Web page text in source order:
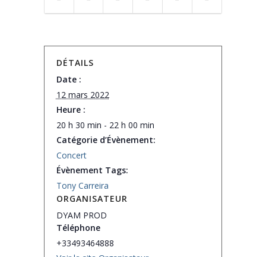
DÉTAILS
Date :
12 mars 2022
Heure :
20 h 30 min - 22 h 00 min
Catégorie d’Évènement:
Concert
Évènement Tags:
Tony Carreira
ORGANISATEUR
DYAM PROD
Téléphone
+33493464888